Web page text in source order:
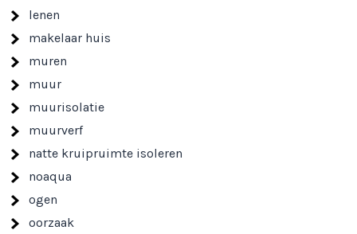
lenen
makelaar huis
muren
muur
muurisolatie
muurverf
natte kruipruimte isoleren
noaqua
ogen
oorzaak